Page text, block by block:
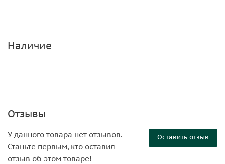
Наличие
Отзывы
Оставить отзыв
У данного товара нет отзывов.
Станьте первым, кто оставил
отзыв об этом товаре!